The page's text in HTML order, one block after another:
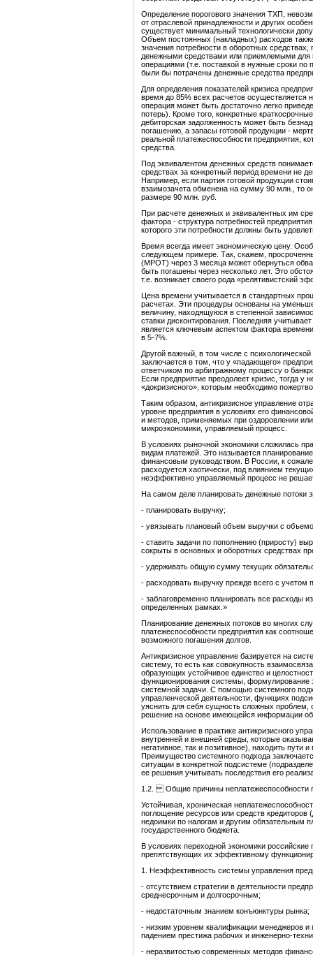
Определение порогового значения ТХП,
от отраслевой принадлежности и других
существует минимальный технологически
Объем постоянных (накладных) расходов
значения потребности в оборотных
денежными средствами или приемлемыми для
операциями (т.е. поставкой в нужные сроки по
были бы потрачены денежные средства
Для определения показателей кризиса
время до 85% всех расчетов осуществляется
операция может быть достаточно легко
потерь). Кроме того, конкретные
дебиторская задолженность может быть
погашению, а запасы готовой продукции -
реальной платежеспособности предприятия,
средства.
Под эквивалентом денежных средств
средствах за конкретный период времени не
Например, если партия готовой продукции
взаимозачета обменена на сумму 90 млн., то
размере 90 млн. руб.
При расчете денежных и эквивалентных им
фактора - структура потребностей
которого эти потребности должны быть
Время всегда имеет экономическую цену.
следующем примере. Так, скажем,
(МРОТ) через 3 месяца может обернуться
быть погашены через несколько лет. Это
т.е. возникает своего рода «релятивистский
Цена времени учитывается в стандартных
расчетах. Эти процедуры основаны на
величину, находящуюся в степенной
ставки дисконтирования. Последняя
является ключевым аспектом фактора
в 5-7%.
Другой важный, в том числе с
заключается в том, что у «падающего»
ответчиком по арбитражному процессу о
Если предприятие преодолеет кризис, тогда
«докризисного», которым необходимо
Таким образом, антикризисное управление
уровне предприятия в условиях его
и методов, применяемых при оздоровлении
микроэкономики, управляемый процесс.
В условиях рыночной экономики сложилась
видам платежей. Это называется
финансовым руководством. В России, к
расходуется хаотически, под влиянием
неэффективно управляемый процесс не
На самом деле планировать денежные потоки
- планировать выручку;
- увязывать плановый объем выручки с
- ставить задачи по пополнению (приросту)
сокрыты в основных и оборотных средствах
- удерживать общую сумму текущих
- расходовать выручку прежде всего с учетом
- заблаговременно планировать все расходы
определенных рамках.»
Планирование денежных потоков во многих
платежеспособности предприятия как
возможного погашения долгов.
Антикризисное управление базируется на
систему, то есть как совокупность
образующих устойчивое единство и
функционирования системы, формулирование
системной задачи. С помощью системного
управленческой деятельности, функциях
уяснить для себя сущность сложных проблем,
решение на основе имеющейся информации
Использование в практике антикризисного
внутренней и внешней среды, которые
негативное, так и позитивное), находить
Преимущество системного подхода
ситуации в конкретной подсистеме
ее решения учитывать последствия его
1.2. Общие причины неплатежеспособности
Устойчивая, хроническая
поглощение ресурсов или средств
недоимки по налогам и другим обязательным
государственного бюджета.
В условиях переходной экономики
препятствующих их эффективному
1. Неэффективность системы управления
- отсутствием стратегии в деятельности
среднесрочным и долгосрочным;
- недостаточным знанием конъюнктуры рынка;
- низким уровнем квалификации менеджеров и
падением престижа рабочих и инженерно-
- неразвитостью современных методов